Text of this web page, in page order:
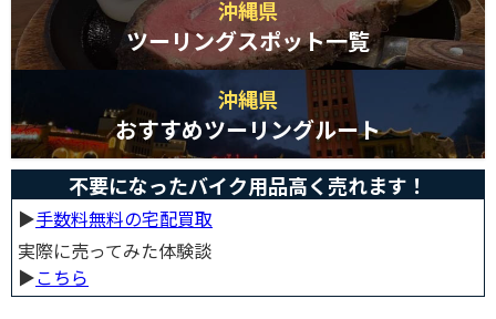
沖縄県
ツーリングスポット一覧
沖縄県
おすすめツーリングルート
不要になったバイク用品高く売れます！
▶︎手数料無料の宅配買取
実際に売ってみた体験談
▶︎こちら